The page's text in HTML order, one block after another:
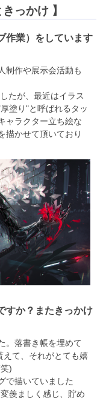
っかけ 】
作業）をしています
制作や展示会活動も
たが、最近はイラス
塗り"と呼ばれるタッ
ャラクター立ち絵な
描かせて頂いており
すか？またきっかけ
。落書き帳を埋めて
えて、それがとても嬉
)
で描いていました
羨ましく感じ、貯め